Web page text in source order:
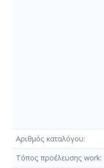
Αριθμός καταλόγου
Τόπος προέλευσης work